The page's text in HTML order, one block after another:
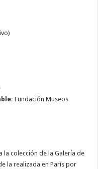
Fundación Museos
la colección de la Galería de
la realizada en París por